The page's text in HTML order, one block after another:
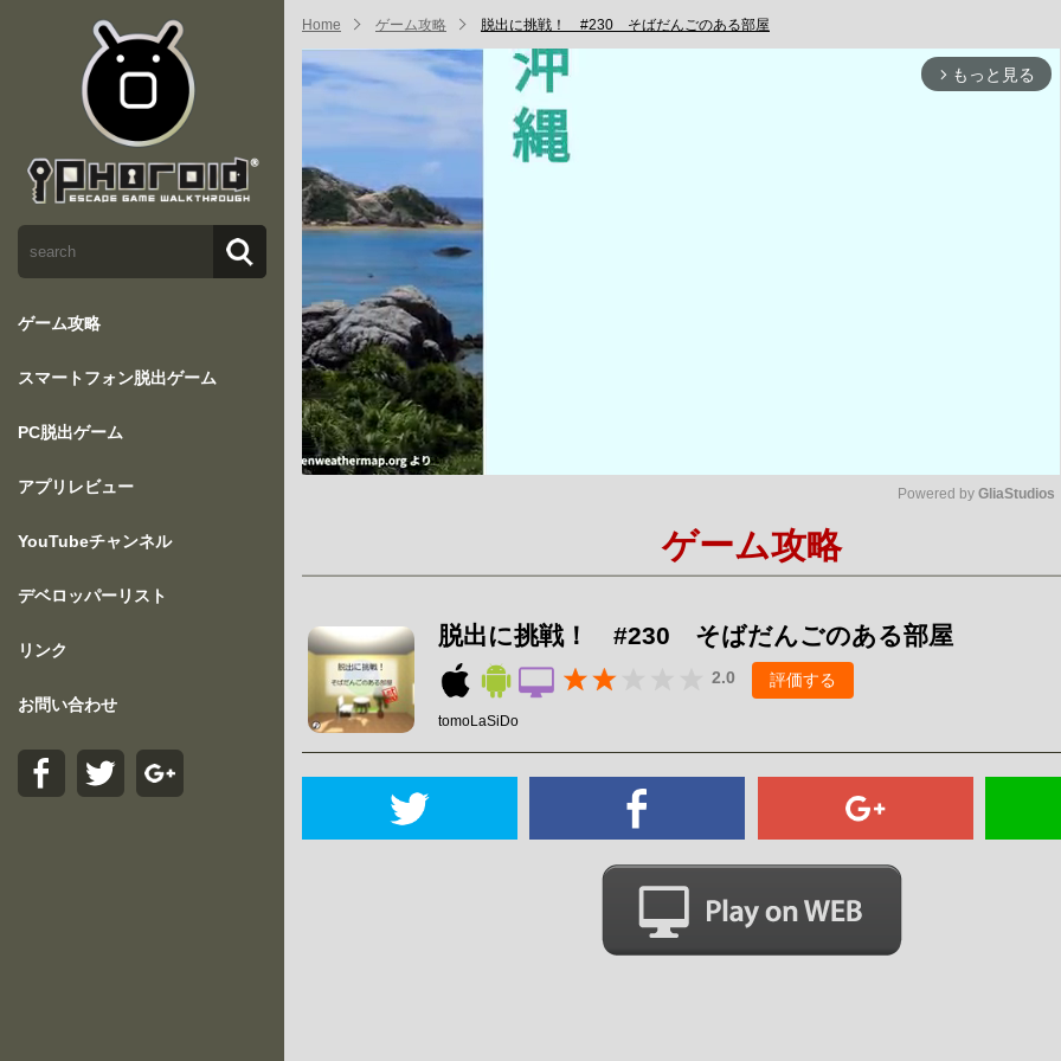
ゲーム攻略
スマートフォン脱出ゲーム
PC脱出ゲーム
アプリレビュー
YouTubeチャンネル
デベロッパーリスト
リンク
お問い合わせ
Home ゲーム攻略 脱出に挑戦！ #230 そばだんごのある部屋
arrow_forward_ios もっと見る
Powered by GliaStudios
ゲーム攻略
脱出に挑戦！ #230 そばだんごのある部屋
2.0 評価する
tomoLaSiDo